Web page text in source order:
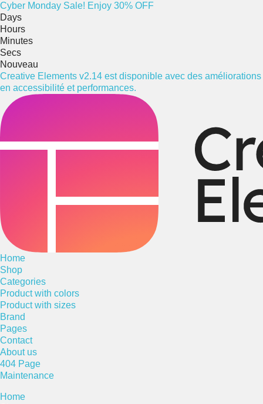
Cyber Monday Sale! Enjoy 30% OFF
Days
Hours
Minutes
Secs
Nouveau
Creative Elements v2.14 est disponible avec des améliorations
en accessibilité et performances.
Home
Shop
Categories
Product with colors
Product with sizes
Brand
Pages
Contact
About us
404 Page
Maintenance
Home